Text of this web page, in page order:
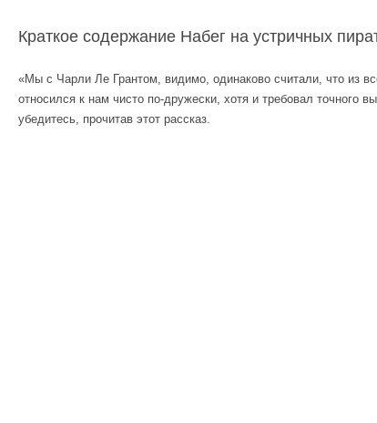
Краткое содержание Набег на устричных
«Мы с Чарли Ле Грантом, видимо, одинаково считали, что из
относился к нам чисто по-дружески, хотя и требовал
убедитесь, прочитав этот рассказ.